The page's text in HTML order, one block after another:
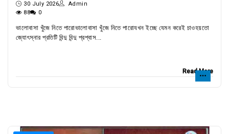
30 July 2026
Admin
88
0
ভালোবাসা খুঁজে নিতে পারোভালোবাসা খুঁজে নিতে পারোযখন ইচ্ছে যেমন করেই চাওহয়তো
জ্যোৎস্নার প্রতিটি বিন্দু বিন্দু প্রশ্বাস...
Read More